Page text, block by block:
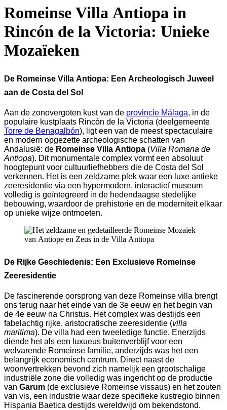
Romeinse Villa Antiopa in
Rincón de la Victoria: Unieke
Mozaïeken
De Romeinse Villa Antiopa: Een Archeologisch Juweel
aan de Costa del Sol
Aan de zonovergoten kust van de provincie Málaga, in de
populaire kustplaats Rincón de la Victoria (deelgemeente
Torre de Benagalbón), ligt een van de meest spectaculaire
en modern opgezette archeologische schatten van
Andalusië: de Romeinse Villa Antiopa (Villa Romana de
Antiopa). Dit monumentale complex vormt een absoluut
hoogtepunt voor cultuurliefhebbers die de Costa del Sol
verkennen. Het is een zeldzame plek waar een luxe antieke
zeeresidentie via een hypermodern, interactief museum
volledig is geïntegreerd in de hedendaagse stedelijke
bebouwing, waardoor de prehistorie en de moderniteit elkaar
op unieke wijze ontmoeten.
De Rijke Geschiedenis: Een Exclusieve Romeinse
Zeeresidentie
De fascinerende oorsprong van deze Romeinse villa brengt
ons terug naar het einde van de 3e eeuw en het begin van
de 4e eeuw na Christus. Het complex was destijds een
fabelachtig rijke, aristocratische zeeresidentie (villa
maritima). De villa had een tweeledige functie. Enerzijds
diende het als een luxueus buitenverblijf voor een
welvarende Romeinse familie, anderzijds was het een
belangrijk economisch centrum. Direct naast de
woonvertrekken bevond zich namelijk een grootschalige
industriële zone die volledig was ingericht op de productie
van Garum (de exclusieve Romeinse vissaus) en het zouten
van vis, een industrie waar deze specifieke kustregio binnen
Hispania Baetica destijds wereldwijd om bekendstond.